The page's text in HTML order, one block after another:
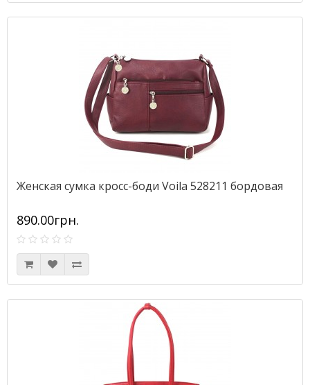
Женская сумка кросс-боди Voila 528211 бордовая
890.00грн.